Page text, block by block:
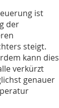
ist
der
steigt.
kann dies
verkürzt
genauer